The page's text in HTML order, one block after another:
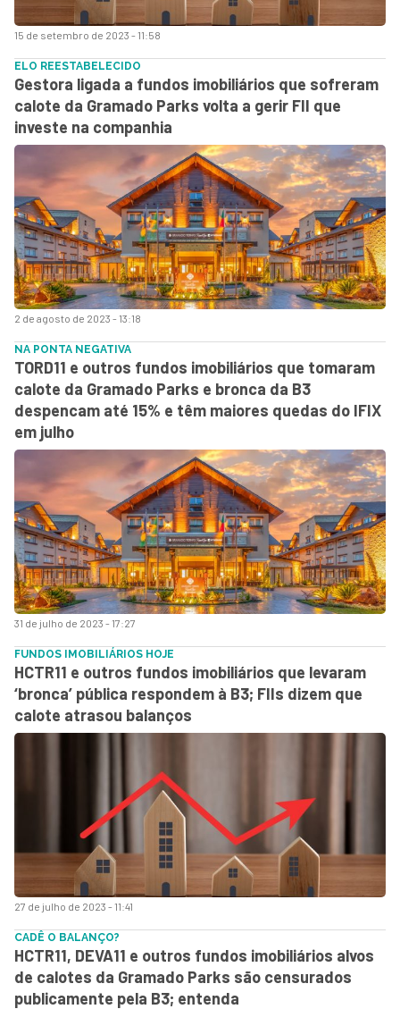
15 de setembro de 2023 - 11:58
2 de agosto de 2023 - 13:18
ELO REESTABELECIDO
Gestora ligada a fundos imobiliários que sofreram
calote da Gramado Parks volta a gerir FII que
investe na companhia
31 de julho de 2023 - 17:27
NA PONTA NEGATIVA
TORD11 e outros fundos imobiliários que tomaram
calote da Gramado Parks e bronca da B3
despencam até 15% e têm maiores quedas do IFIX
em julho
27 de julho de 2023 - 11:41
FUNDOS IMOBILIÁRIOS HOJE
HCTR11 e outros fundos imobiliários que levaram
‘bronca’ pública respondem à B3; FIIs dizem que
calote atrasou balanços
CADÊ O BALANÇO?
HCTR11, DEVA11 e outros fundos imobiliários alvos
de calotes da Gramado Parks são censurados
publicamente pela B3; entenda